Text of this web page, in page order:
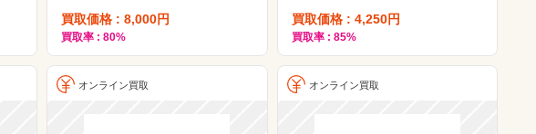
買取価格 : 8,000円
買取率 : 80%
買取価格 : 4,250円
買取率 : 85%
オンライン買取 オンライン買取